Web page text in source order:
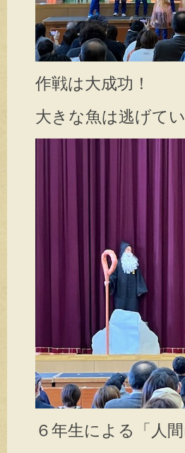
作戦は大成功！
大きな魚は逃げて
６年生による「人